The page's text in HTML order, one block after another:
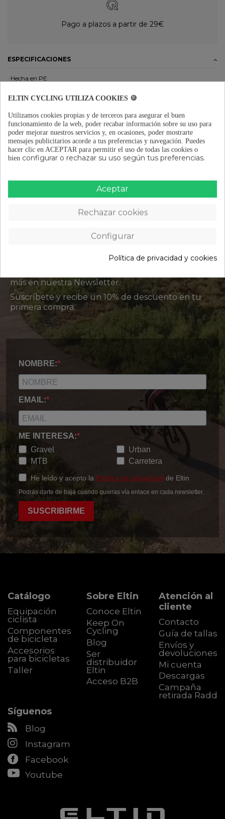
Pago a plazos a partir de 29€
ESPECIFICACIONES
· Hecha en PE
· Rollo de 50m - 27mm de ancho
DETALLES DEL PRODUCTO
OPINIONES (0)
ÚNETE A LA
COMUNIDAD
KEEP ON CYCLING
más en nuestra Newsletter.
Suscríbete y recibe un 10% de descuento en tu
primera compra.
NOMBRE:
EMAIL:
ME INTERESA:
Gravel
MTB
Urban
Carretera
He leído y acepto la Política de privacidad de Eltin
Podrás darte de baja cuando quieras vía enlace en cada newsletter.
SUSCRIBIRME
Catálogo
Equipación
ciclista
Componentes
de bicicleta
Accesorios
para bicicletas
Taller
Sobre Eltin
Conoce Eltin
Keep On
Cycling
Blog
Ser
distribuidor
Eltin
Acceso B2B
Atención al
cliente
Contacto
Guía de tallas
Envíos y
devoluciones
Mi cuenta
Descargas
Campaña
retirada Radd
Síguenos
Blog
Instagram
Facebook
Youtube
ELTIN CYCLING UTILIZA COOKIES 🍪
Utilizamos cookies propias y de terceros para asegurar el buen
funcionamiento de la web, poder recabar información sobre su uso para
poder mejorar nuestros servicios y, en ocasiones, poder mostrarte
mensajes publicitarios acorde a tus preferencias y navegación. Puedes
hacer clic en ACEPTAR para permitir el uso de todas las cookies o
bien configurar o rechazar su uso según tus preferencias.
Aceptar
Rechazar cookies
Configurar
Política de privacidad y cookies